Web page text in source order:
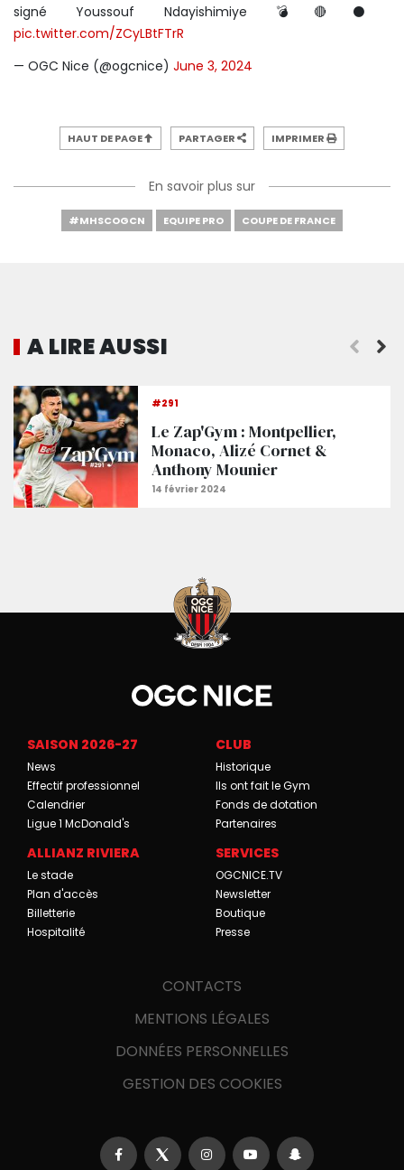
signé Youssouf Ndayishimiye 💣🔴⚫️
pic.twitter.com/ZCyLBtFTrR
— OGC Nice (@ogcnice) June 3, 2024
HAUT DE PAGE PARTAGER IMPRIMER
En savoir plus sur
#MHSCOGCN EQUIPE PRO COUPE DE FRANCE
A LIRE AUSSI
#291
Le Zap'Gym : Montpellier,
Monaco, Alizé Cornet &
Anthony Mounier
Montpellier 1-4 Nice : Minute par minute
SAISON 2026-27
News
Effectif professionnel
Calendrier
Ligue 1 McDonald's
CLUB
Historique
Ils ont fait le Gym
Fonds de dotation
Partenaires
ALLIANZ RIVIERA
Le stade
Plan d'accès
Billetterie
Hospitalité
SERVICES
OGCNICE.TV
Newsletter
Boutique
Presse
CONTACTS
MENTIONS LÉGALES
DONNÉES PERSONNELLES
GESTION DES COOKIES